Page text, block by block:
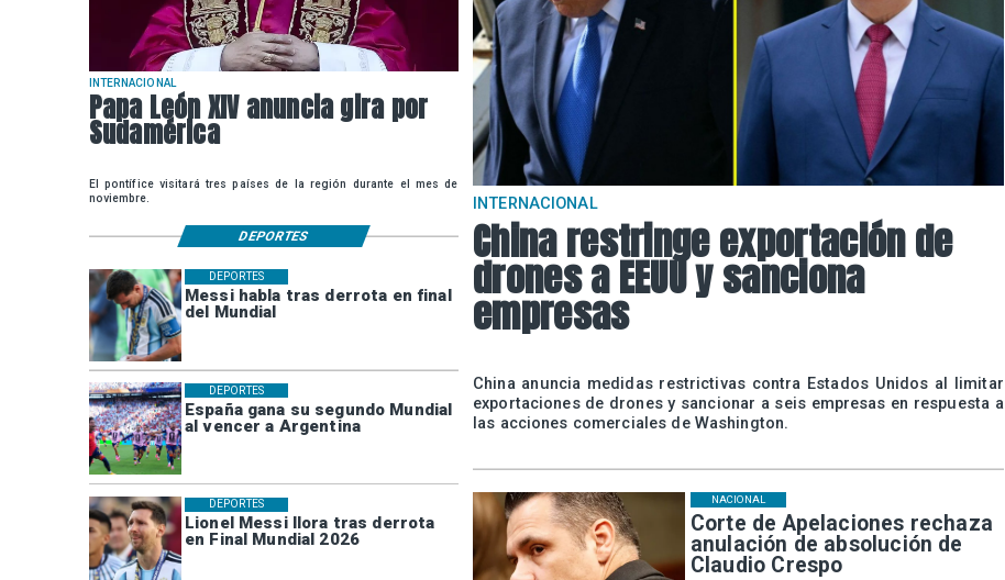
Messi habla tras derrota en final
del Mundial
DEPORTES
España gana su segundo Mundial
al vencer a Argentina
DEPORTES
Lionel Messi llora tras derrota
en Final Mundial 2026
DEPORTES
Corte de Apelaciones rechaza
anulación de absolución de
Claudio Crespo
NACIONAL
INTERNACIONAL
Papa León XIV anuncia gira por
Sudamérica
El pontífice visitará tres países de la región durante el mes de
noviembre.
INTERNACIONAL
China restringe exportación de
drones a EEUU y sanciona
empresas
China anuncia medidas restrictivas contra Estados Unidos al limitar
exportaciones de drones y sancionar a seis empresas en respuesta a
las acciones comerciales de Washington.
DEPORTES